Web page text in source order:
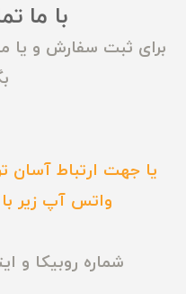
با ما
برای ثبت سفارش و یا
یا جهت ارتباط آسان
واتس آپ زیر با
شماره روبیکا و ایتا: